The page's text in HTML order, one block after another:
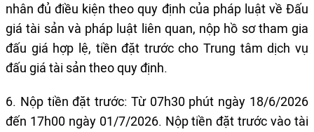
nhân đủ điều kiện theo quy định của pháp luật về Đấu
giá tài sản và pháp luật liên quan, nộp hồ sơ tham gia
đấu giá hợp lệ, tiền đặt trước cho Trung tâm dịch vụ
đấu giá tài sản theo quy định.
6. Nộp tiền đặt trước: Từ 07h30 phút ngày 18/6/2026
đến 17h00 ngày 01/7/2026. Nộp tiền đặt trước vào tài